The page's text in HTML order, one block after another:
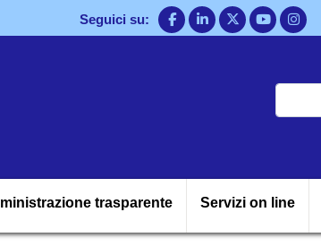
Salta
al
Seguici su:
Navigazione principale
trasparente Servizi on line